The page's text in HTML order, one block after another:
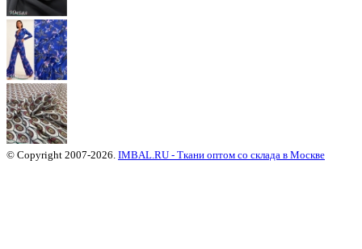
© Copyright 2007-2026. IMBAL.RU - Ткани оптом со склада в Москве